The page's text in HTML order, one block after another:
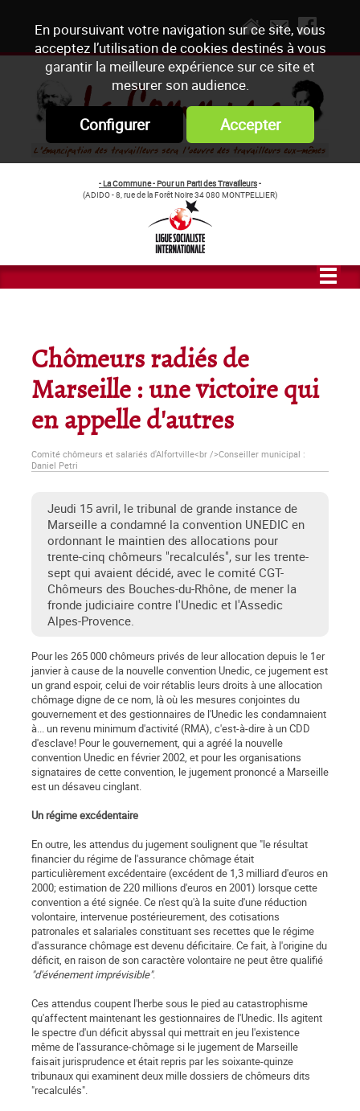
En poursuivant votre navigation sur ce site, vous
acceptez l’utilisation de cookies destinés à vous
garantir la meilleure expérience sur ce site et
mesurer son audience.
Configurer Accepter
- La Commune - Pour un Parti des Travailleurs-
(ADIDO - 8, rue de la Forêt Noire 34 080 MONTPELLIER)
Chômeurs radiés de
Marseille : une victoire qui
en appelle d'autres
Comité chômeurs et salariés d'Alfortville<br />Conseiller municipal :
Daniel Petri
Jeudi 15 avril, le tribunal de grande instance de
Marseille a condamné la convention UNEDIC en
ordonnant le maintien des allocations pour
trente-cinq chômeurs "recalculés", sur les trente-
sept qui avaient décidé, avec le comité CGT-
Chômeurs des Bouches-du-Rhône, de mener la
fronde judiciaire contre l'Unedic et l'Assedic
Alpes-Provence.
Pour les 265 000 chômeurs privés de leur allocation depuis le 1er
janvier à cause de la nouvelle convention Unedic, ce jugement est
un grand espoir, celui de voir rétablis leurs droits à une allocation
chômage digne de ce nom, là où les mesures conjointes du
gouvernement et des gestionnaires de l'Unedic les condamnaient
à... un revenu minimum d'activité (RMA), c'est-à-dire à un CDD
d'esclave! Pour le gouvernement, qui a agréé la nouvelle
convention Unedic en février 2002, et pour les organisations
signataires de cette convention, le jugement prononcé a Marseille
est un désaveu cinglant.
Un régime excédentaire
En outre, les attendus du jugement soulignent que "le résultat
financier du régime de l'assurance chômage était
particulièrement excédentaire (excédent de 1,3 milliard d'euros en
2000; estimation de 220 millions d'euros en 2001) lorsque cette
convention a été signée. Ce n'est qu'à la suite d'une réduction
volontaire, intervenue postérieurement, des cotisations
patronales et salariales constituant ses recettes que le régime
d'assurance chômage est devenu déficitaire. Ce fait, à l'origine du
déficit, en raison de son caractère volontaire ne peut être qualifié
"d'événement imprévisible".
Ces attendus coupent l'herbe sous le pied au catastrophisme
qu'affectent maintenant les gestionnaires de l'Unedic. Ils agitent
le spectre d'un déficit abyssal qui mettrait en jeu l'existence
même de l'assurance-chômage si le jugement de Marseille
faisait jurisprudence et était repris par les soixante-quinze
tribunaux qui examinent deux mille dossiers de chômeurs dits
"recalculés".